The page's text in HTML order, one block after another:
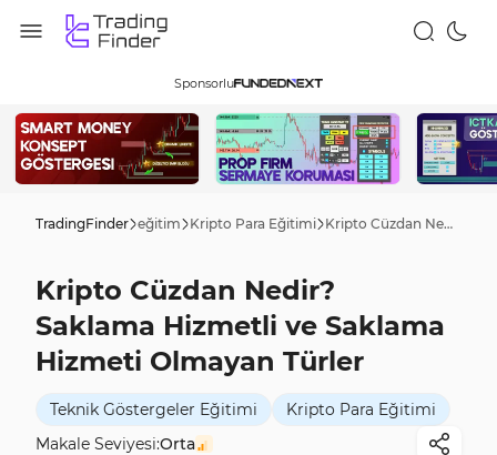
Sponsorlu
TradingFinder eğitim Kripto Para Eğitimi Kripto Cüzdan Nedir? Saklama Hizmetli ve Saklama Hizmeti Olmayan Türler
Kripto Cüzdan Nedir?
Saklama Hizmetli ve Saklama
Hizmeti Olmayan Türler
Teknik Göstergeler Eğitimi
Kripto Para Eğitimi
Makale Seviyesi:Orta